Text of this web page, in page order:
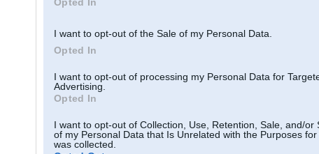
I want to opt-out of the Sale of my Personal Data.
Opted In
I want to opt-out of processing my Personal Data for
Advertising.
Opted In
I want to opt-out of Collection, Use, Retention, Sale, and/or
of my Personal Data that Is Unrelated with the Purposes
was collected.